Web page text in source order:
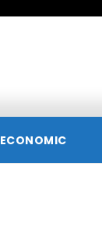
ECONOMIC